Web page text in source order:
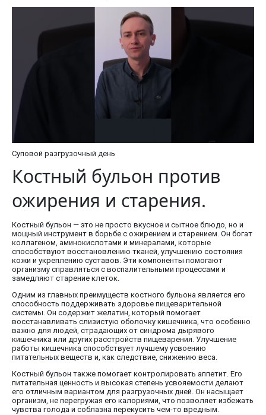
Суповой разгрузочный день
Костный бульон против
ожирения и старения.
Костный бульон — это не просто вкусное и сытное блюдо, но и
мощный инструмент в борьбе с ожирением и старением. Он богат
коллагеном, аминокислотами и минералами, которые
способствуют восстановлению тканей, улучшению состояния
кожи и укреплению суставов. Эти компоненты помогают
организму справляться с воспалительными процессами и
замедляют старение клеток.
Одним из главных преимуществ костного бульона является его
способность поддерживать здоровье пищеварительной
системы. Он содержит желатин, который помогает
восстанавливать слизистую оболочку кишечника, что особенно
важно для людей, страдающих от синдрома дырявого
кишечника или других расстройств пищеварения. Улучшение
работы кишечника способствует лучшему усвоению
питательных веществ и, как следствие, снижению веса.
Костный бульон также помогает контролировать аппетит. Его
питательная ценность и высокая степень усвояемости делают
его отличным вариантом для разгрузочных дней. Он насыщает
организм, не перегружая его калориями, что позволяет избежать
чувства голода и соблазна перекусить чем-то вредным.